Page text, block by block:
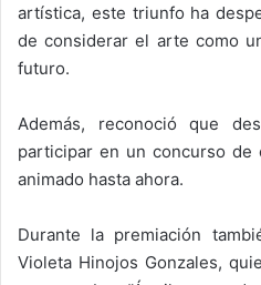
artística, este triunfo ha
de considerar el arte como
futuro.
Además, reconoció que
participar en un concurso
animado hasta ahora.
Durante la premiación
Violeta Hinojos Gonzales,